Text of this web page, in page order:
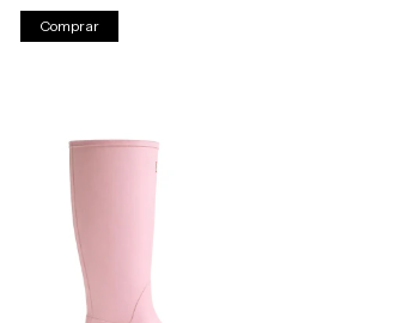
Comprar